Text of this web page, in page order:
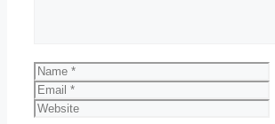
Name
Email
Website